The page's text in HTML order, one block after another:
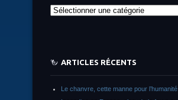
Catégories
ARTICLES RÉCENTS
Le chanvre, cette manne pour l’humanité